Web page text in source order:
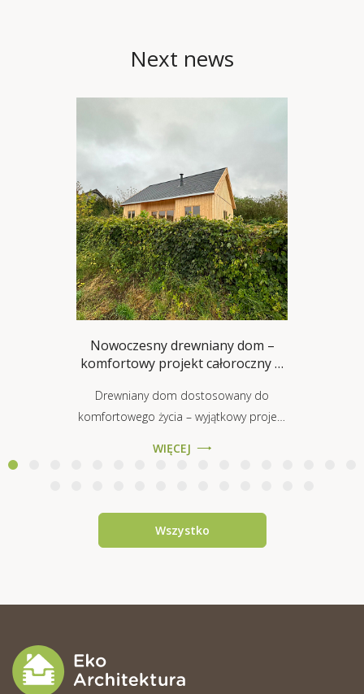
Next news
Nowoczesny drewniany dom –
komfortowy projekt całoroczny w
Drewniany dom dostosowany do
komfortowego życia – wyjątkowy projekt
Ten przytulny i nowoczesny drewniany
WIĘCEJ
Wszystko